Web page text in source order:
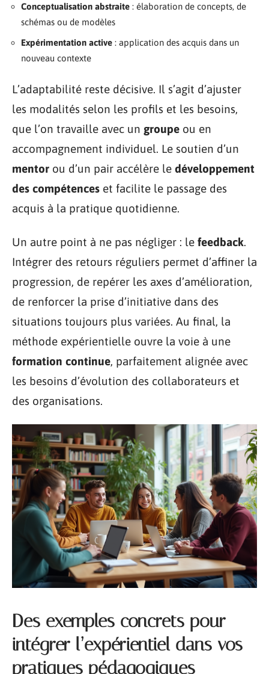
Conceptualisation abstraite : élaboration de concepts, de
schémas ou de modèles
Expérimentation active : application des acquis dans un
nouveau contexte
L’adaptabilité reste décisive. Il s’agit d’ajuster
les modalités selon les profils et les besoins,
que l’on travaille avec un groupe ou en
accompagnement individuel. Le soutien d’un
mentor ou d’un pair accélère le développement
des compétences et facilite le passage des
acquis à la pratique quotidienne.
Un autre point à ne pas négliger : le feedback.
Intégrer des retours réguliers permet d’affiner la
progression, de repérer les axes d’amélioration,
de renforcer la prise d’initiative dans des
situations toujours plus variées. Au final, la
méthode expérientielle ouvre la voie à une
formation continue, parfaitement alignée avec
les besoins d’évolution des collaborateurs et
des organisations.
Des exemples concrets pour
intégrer l’expérientiel dans vos
pratiques pédagogiques